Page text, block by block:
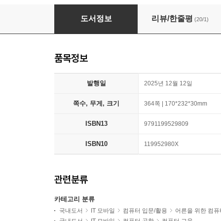
일 잘하는 사람은 이렇게 챗GPT를 씁니다
도서정보 리뷰/한줄평 (20/1)
품목정보
발행일 2025년 12월 12일
쪽수, 무게, 크기 364쪽 | 170*232*30mm
ISBN13 9791199529809
ISBN10 119952980X
관련분류
카테고리 분류
국내도서 IT 모바일 컴퓨터 입문/활용
어른을 위한 컴퓨